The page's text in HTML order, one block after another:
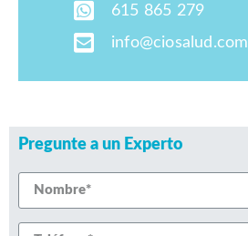
615 865 279
info@ciosalud.com
Pregunte a un Experto